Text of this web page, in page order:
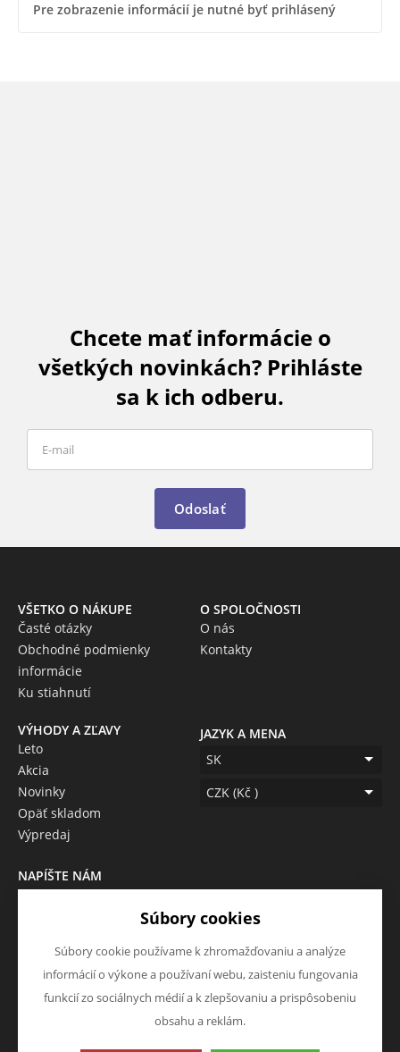
Pre zobrazenie informácií je nutné byť prihlásený
Chcete mať informácie o
všetkých novinkách? Prihláste
sa k ich odberu.
Odoslať
VŠETKO O NÁKUPE
Časté otázky
Obchodné podmienky
informácie
Ku stiahnutí
O SPOLOČNOSTI
O nás
Kontakty
VÝHODY A ZĽAVY
Leto
Akcia
Novinky
Opäť skladom
Výpredaj
JAZYK A MENA
SK
CZK (Kč )
NAPÍŠTE NÁM
našich produktoch alebo e-
shope? Neváhajte napísať.
Chcem napísať správu
Súbory cookies
Súbory cookie používame k zhromažďovaniu a analýze
informácií o výkone a používaní webu, zaisteniu fungovania
funkcií zo sociálnych médií a k zlepšovaniu a prispôsobeniu
obsahu a reklám.